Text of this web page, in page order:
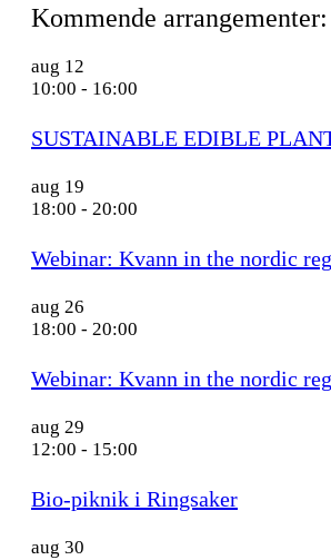
Kommende arrangementer:
aug 12
10:00 - 16:00
SUSTAINABLE EDIBLE
aug 19
18:00 - 20:00
Webinar: Kvann in the nordic
aug 26
18:00 - 20:00
Webinar: Kvann in the nordic
aug 29
12:00 - 15:00
Bio-piknik i Ringsaker
aug 30